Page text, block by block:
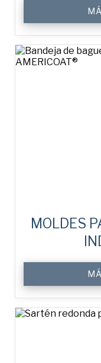
OPCIONES
La ondulación
misma (sólo
MOLDES